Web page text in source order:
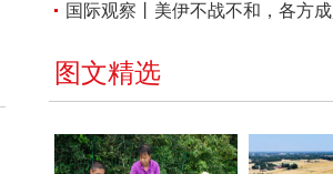
国际观察丨美伊不战不和，各方
图文精选